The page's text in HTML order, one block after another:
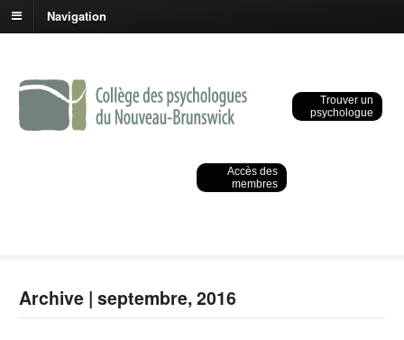
Navigation
Trouver un
psychologue
Accès des
membres
Archive | septembre, 2016